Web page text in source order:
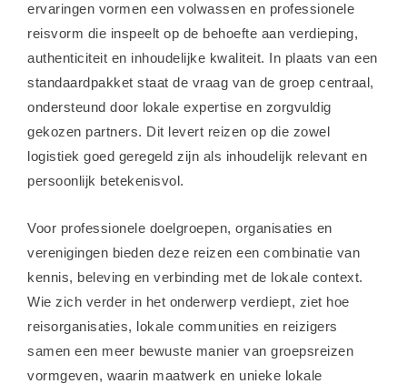
ervaringen vormen een volwassen en professionele
reisvorm die inspeelt op de behoefte aan verdieping,
authenticiteit en inhoudelijke kwaliteit. In plaats van een
standaardpakket staat de vraag van de groep centraal,
ondersteund door lokale expertise en zorgvuldig
gekozen partners. Dit levert reizen op die zowel
logistiek goed geregeld zijn als inhoudelijk relevant en
persoonlijk betekenisvol.
Voor professionele doelgroepen, organisaties en
verenigingen bieden deze reizen een combinatie van
kennis, beleving en verbinding met de lokale context.
Wie zich verder in het onderwerp verdiept, ziet hoe
reisorganisaties, lokale communities en reizigers
samen een meer bewuste manier van groepsreizen
vormgeven, waarin maatwerk en unieke lokale